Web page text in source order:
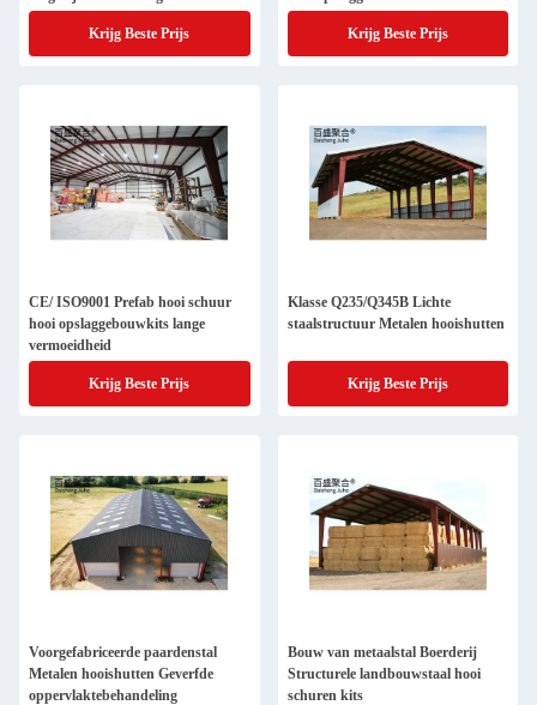
Krijg Beste Prijs Krijg Beste Prijs
CE/ ISO9001 Prefab hooi schuur
hooi opslaggebouwkits lange
vermoeidheid
Krijg Beste Prijs
Klasse Q235/Q345B Lichte
staalstructuur Metalen hooishutten
Krijg Beste Prijs
Voorgefabriceerde paardenstal
Metalen hooishutten Geverfde
oppervlaktebehandeling
Bouw van metaalstal Boerderij
Structurele landbouwstaal hooi
schuren kits